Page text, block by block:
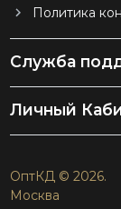
Политика
Служба
Личный
ОптКД © 2026.
Москва